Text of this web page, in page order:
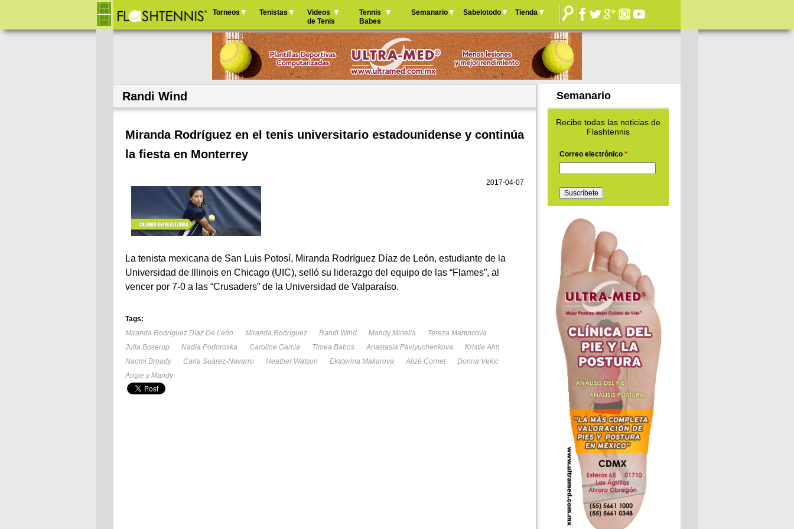
Jump to navigation
principal
Torneos Tenistas
Videos
de Tenis
Tennis
Babes
Semanario Sabelotodo Tienda
Randi Wind
Miranda Rodríguez en el tenis universitario estadounidense y continúa
la fiesta en Monterrey
2017-04-07
La tenista mexicana de San Luis Potosí, Miranda Rodríguez Díaz de León, estudiante de la
Universidad de Illinois en Chicago (UIC), selló su liderazgo del equipo de las “Flames”, al
vencer por 7-0 a las “Crusaders” de la Universidad de Valparaíso.
Tags:
Miranda Rodríguez Díaz De León
Miranda Rodríguez Randi Wind Mandy Minella
Tereza Martincova
Julia Boserup
Nadia Podoroska Caroline Garcia Timea Babos Anastasia Pavlyuchenkova
Kristie Ahn
Naomi Broady
Carla Suárez-Navarro Heather Watson Ekaterina Makarova Alizé Cornet
Donna Vekic
Angie y Mandy
Semanario
Recibe todas las noticias de
Flashtennis
Correo electrónico *